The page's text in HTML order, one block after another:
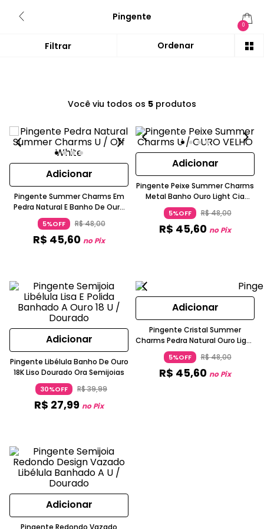
Pingente
0
Você viu todos os 5 produtos
Adicionar
Pingente Summer Charms Em
Pedra Natural E Banho De Ouro
Texturizado Cia Marítima
5%OFF R$48,00
R$ 45,60 no Pix
Adicionar
Pingente Peixe Summer Charms
Metal Banho Ouro Light Cia
Marítima
5%OFF R$48,00
R$ 45,60 no Pix
Adicionar
Pingente Libélula Banho De Ouro
18K Liso Dourado Ora Semijoias
30%OFF R$39,99
R$ 27,99 no Pix
Adicionar
Pingente Cristal Summer
Charms Pedra Natural Ouro Light
Cia Marítima
5%OFF R$48,00
R$ 45,60 no Pix
Adicionar
Pingente Redondo Vazado